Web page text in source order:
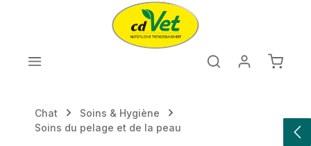
Passer au contenu principal
Le
Chat
Soins & Hygiène
Soins du pelage et de la peau